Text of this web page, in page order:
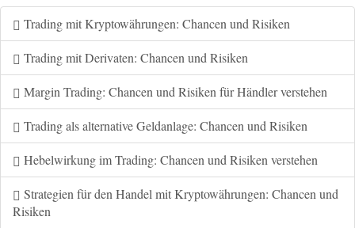
Trading mit Kryptowährungen: Chancen und Risiken
Trading mit Derivaten: Chancen und Risiken
Margin Trading: Chancen und Risiken für Händler verstehen
Trading als alternative Geldanlage: Chancen und Risiken
Hebelwirkung im Trading: Chancen und Risiken verstehen
Strategien für den Handel mit Kryptowährungen: Chancen und
Risiken